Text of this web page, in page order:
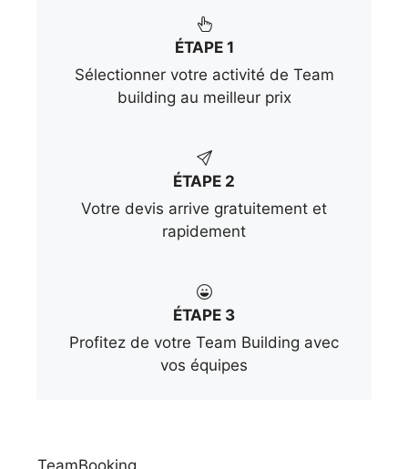
ÉTAPE 1
Sélectionner votre activité de Team
building au meilleur prix
ÉTAPE 2
Votre devis arrive gratuitement et
rapidement
ÉTAPE 3
Profitez de votre Team Building avec
vos équipes
TeamBooking